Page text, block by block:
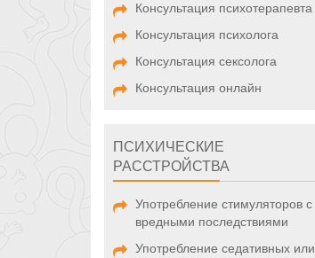
Консультация психотерапевта
Консультация психолога
Консультация сексолога
Консультация онлайн
ПСИХИЧЕСКИЕ
РАССТРОЙСТВА
Употребление стимуляторов с
вредными последствиями
Употребление седативных или